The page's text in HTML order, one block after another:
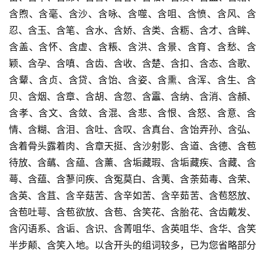
含煦、含毫、含沙、含咏、含噬、含咀、含愤、含风、含
忍、含玉、含笔、含水、含娇、含类、含粝、含才、含眸、
含盖、含怀、含虚、含粻、含洪、含景、含育、含愁、含
颖、含孕、含嗔、含齿、含收、含楚、含扣、含态、含歌、
含颦、含贞、含贷、含饴、含姿、含熏、含浑、含生、含
贝、含烟、含章、含胡、含忽、含靁、含纳、含消、含頳、
含孝、含文、含敛、含混、含悲、含恨、含怒、含意、含
情、含糊、含泪、含吐、含叹、含真台、含饴弄孙、含弘、
含着骨头露着肉、含章天挺、含沙射影、含道、含德、含苞
待放、含蘤、含藴、含薰、含垢藏瑕、含垢藏疾、含藏、含
蕚、含蕴、含蓼问疾、含冤莫白、含荑、含荼茹毒、含荣、
含英、含苴、含辛菇苦、含辛如苦、含辛茹苦、含苞怒放、
含苞吐萼、含苞欲放、含苞、含笑花、含胎花、含齿戴发、
含闪语系、含诟、含识、含菁咀华、含英咀华、含华、含笑
半步颠、含笑入地。以含开头的组词较多，已为您省略部分